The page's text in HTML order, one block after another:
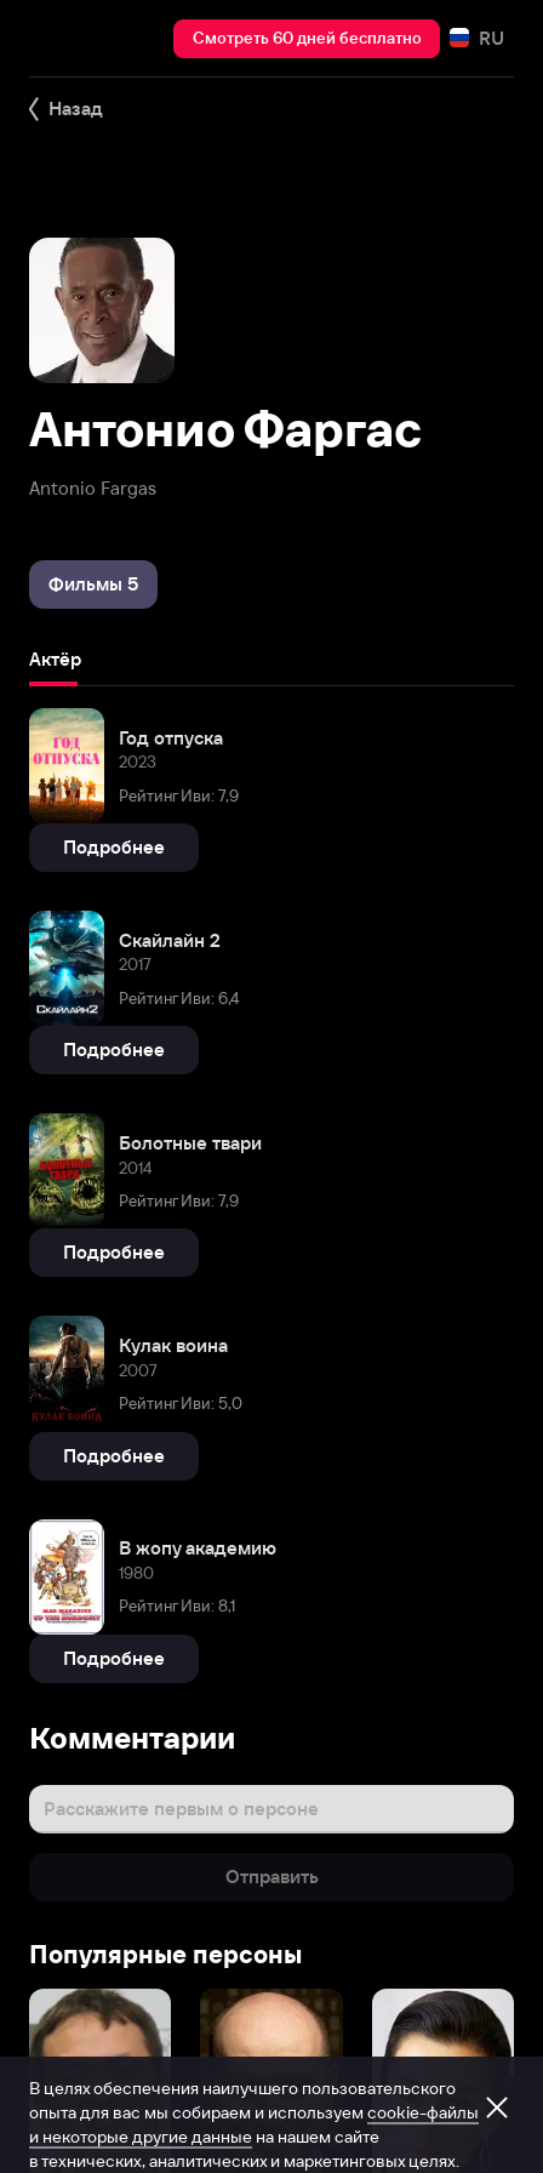
Смотреть 60 дней бесплатно RU
Назад
Antonio Fargas
Антонио Фаргас
Фильмы 5
Актёр
Год отпуска
2023
Рейтинг Иви: 7,9
Подробнее
Скайлайн 2
2017
Рейтинг Иви: 6,4
Подробнее
Болотные твари
2014
Рейтинг Иви: 7,9
Подробнее
Кулак воина
2007
Рейтинг Иви: 5,0
Подробнее
В жопу академию
1980
Рейтинг Иви: 8,1
Подробнее
Комментарии
Расскажите первым о персоне
Отправить
Популярные персоны
В целях обеспечения наилучшего пользовательского
опыта для вас мы собираем и используем cookie-файлы
и некоторые другие данные на нашем сайте
в технических, аналитических и маркетинговых целях.